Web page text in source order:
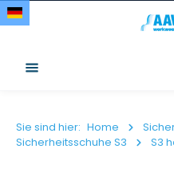
Zum Hauptinhalt springen
Sie sind hier: Home
Sicherheitsschuhe S3
S3